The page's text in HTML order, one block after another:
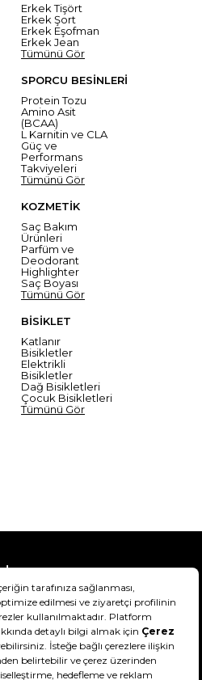
Erkek Tişört
Erkek Şort
Erkek Eşofman
Erkek Jean
Tümünü Gör
SPORCU BESİNLERİ
Protein Tozu
Amino Asit
(BCAA)
L Karnitin ve CLA
Güç ve
Performans
Takviyeleri
Tümünü Gör
KOZMETİK
Saç Bakım
Ürünleri
Parfüm ve
Deodorant
Highlighter
Saç Boyası
Tümünü Gör
BİSİKLET
Katlanır
Bisikletler
Elektrikli
Bisikletler
Dağ Bisikletleri
Çocuk Bisikletleri
Tümünü Gör
Teslimat Bilgisi
Şartlar & Koşullar
Hakkımızda